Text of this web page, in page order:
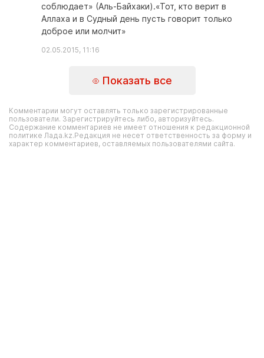
соблюдает» (Аль-Байхаки).«Тот, кто верит в
Аллаха и в Судный день пусть говорит только
доброе или молчит»
02.05.2015, 11:16
Показать все
Комментарии могут оставлять только зарегистрированные
пользователи. Зарегистрируйтесь либо, авторизуйтесь.
Содержание комментариев не имеет отношения к редакционной
политике Лада.kz.Редакция не несет ответственность за форму и
характер комментариев, оставляемых пользователями сайта.